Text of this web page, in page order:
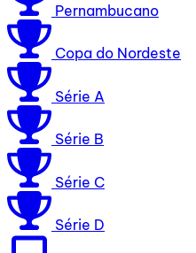
Pernambucano
Copa do Nordeste
Série A
Série B
Série C
Série D